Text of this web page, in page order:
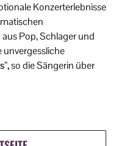
Konzerterlebnisse
Pop, Schlager und
unvergessliche
so die Sängerin über